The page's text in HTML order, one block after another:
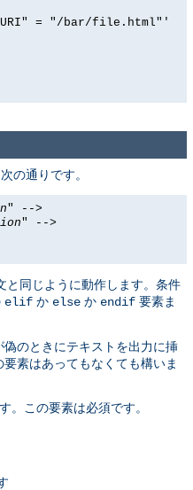
= "/bar/file.html"'
の通りです。
" -->
" -->
と同じように動作します。条件
elif か else か endif 要素ま
偽のときにテキストを出力に挿
素はあってもなくても構いま
。この要素は必須です。